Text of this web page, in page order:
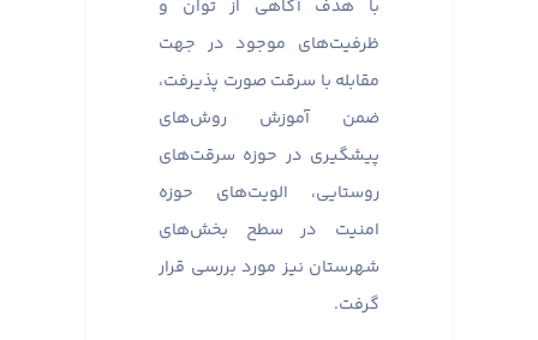
با هدف آگاهی از توان و
ظرفیت‌های موجود در جهت
مقابله با سرقت صورت پذیرفت،
ضمن آموزش روش‌های
پیشگیری در حوزه سرقت‌های
روستایی، الویت‌های حوزه
امنیت در سطح بخش‌های
شهرستان نیز مورد بررسی قرار
گرفت.